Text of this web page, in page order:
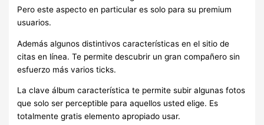
Pero este aspecto en particular es solo para su premium
usuarios.
Además algunos distintivos características en el sitio de
citas en línea. Te permite descubrir un gran compañero sin
esfuerzo más varios ticks.
La clave álbum característica te permite subir algunas fotos
que solo ser perceptible para aquellos usted elige. Es
totalmente gratis elemento apropiado usar.